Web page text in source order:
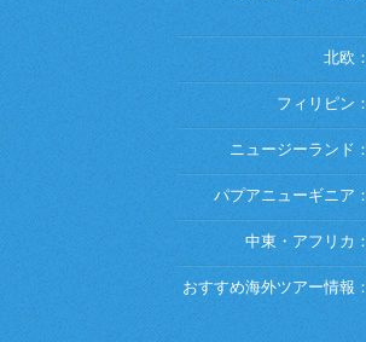
北欧：
フィリピン：
ニュージーランド：
パプアニューギニア：
中東・アフリカ：
おすすめ海外ツアー情報：